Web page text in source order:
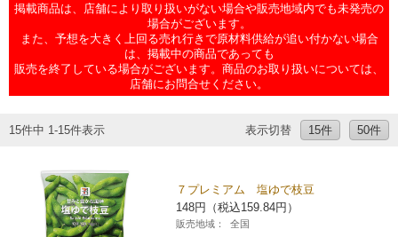
商品カテゴリ一覧
食の安全・安心への取組み
ギフト
nanacoトップ
マルチコピー機でできることトップ
コピー
便利なサービス
宅配便
チケットサービス
企業情報トップ
ニュースリリース
ごあいさつ
企業理念
私たちの取組み
サステナビリティ
サステナビリティトップ
セブン＆アイ・ホールディングスの重点課題
掲載商品は、店舗により取り扱いがない場合や販売地域内でも未発売の
場合がございます。
また、予想を大きく上回る売れ行きで原材料供給が追い付かない場合
は、掲載中の商品であっても
販売を終了している場合がございます。商品のお取り扱いについては、
店舗にお問合せください。
15件中 1-15件表示 表示切替 15件 50件
７プレミアム 塩ゆで枝豆
148円（税込159.84円）
販売地域： 全国